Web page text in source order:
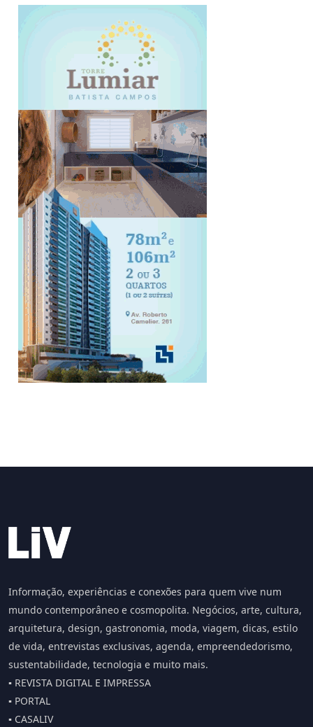
Informação, experiências e conexões para quem vive num
mundo contemporâneo e cosmopolita. Negócios, arte, cultura,
arquitetura, design, gastronomia, moda, viagem, dicas, estilo
de vida, entrevistas exclusivas, agenda, empreendedorismo,
sustentabilidade, tecnologia e muito mais.
▪️ REVISTA DIGITAL E IMPRESSA
▪️ PORTAL
▪️ CASALIV